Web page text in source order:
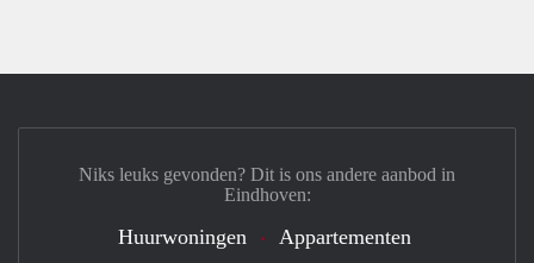
Niks leuks gevonden? Dit is ons andere aanbod in
Eindhoven:
Huurwoningen Appartementen